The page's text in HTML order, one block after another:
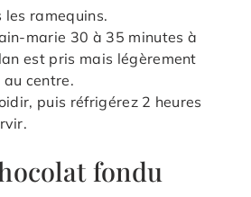
les ramequins.
marie 30 à 35 minutes à
est pris mais légèrement
centre.
puis réfrigérez 2 heures
fondu